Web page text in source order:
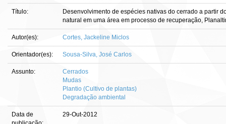
Título:
Desenvolvimento de espécies nativas do cerrado a partir
natural em uma área em processo de recuperação,
Autor(es): Cortes, Jackeline Miclos
Orientador(es): Sousa-Silva, José Carlos
Assunto:
Cerrados
Mudas
Plantio (Cultivo de plantas)
Degradação ambiental
Data de
29-Out-2012